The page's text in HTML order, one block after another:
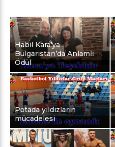
Habil Kara’ya
Bulgaristan’da Anlamlı
Ödül
Potada yıldızların
mücadelesi